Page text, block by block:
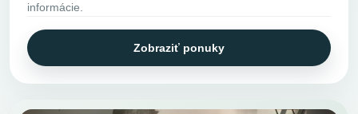
informácie.
Zobraziť ponuky